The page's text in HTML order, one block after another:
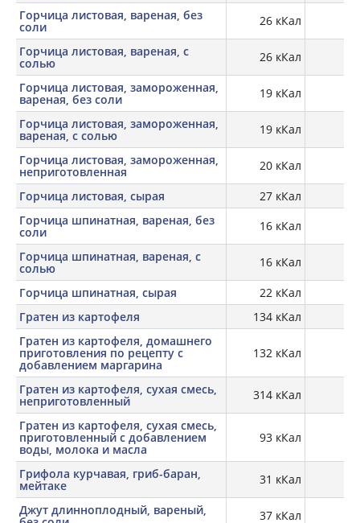
Горчица листовая, вареная, без
соли 26 кКал
Горчица листовая, вареная, с
солью 26 кКал
Горчица листовая, замороженная,
вареная, без соли 19 кКал
Горчица листовая, замороженная,
вареная, с солью 19 кКал
Горчица листовая, замороженная,
неприготовленная 20 кКал
Горчица листовая, сырая
27 кКал
Горчица шпинатная, вареная, без
соли 16 кКал
Горчица шпинатная, вареная, с
солью 16 кКал
Горчица шпинатная, сырая
22 кКал
Гратен из картофеля
134 кКал
Гратен из картофеля, домашнего
приготовления по рецепту с
добавлением маргарина
132 кКал
Гратен из картофеля, сухая смесь,
неприготовленный 314 кКал
Гратен из картофеля, сухая смесь,
приготовленный с добавлением
воды, молока и масла
93 кКал
Грифола курчавая, гриб-баран,
мейтаке 31 кКал
Джут длинноплодный, вареный,
37 кКал